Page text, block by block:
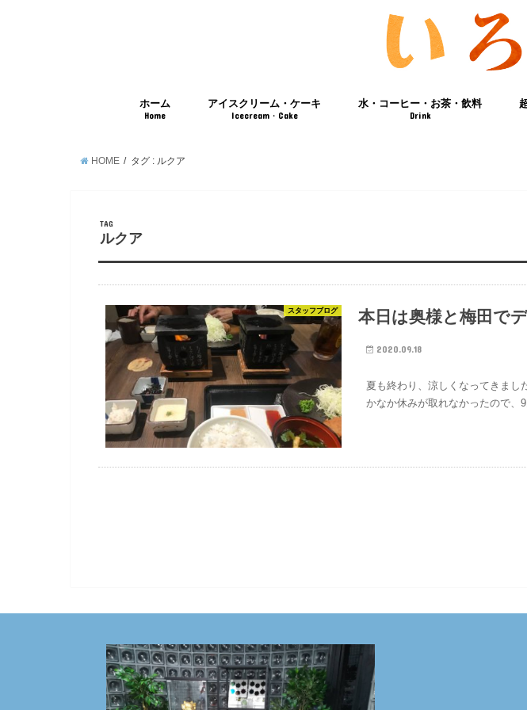
ホーム
Home
アイスクリーム・ケーキ
Icecream・Cake
水・コーヒー・お茶・飲料
Drink
HOME タグ : ルクア
TAG
ルクア
スタッフブログ 本日は奥様と梅田で
2020.09.18
夏も終わり、涼しくなってきまし
かなか休みが取れなかったので、